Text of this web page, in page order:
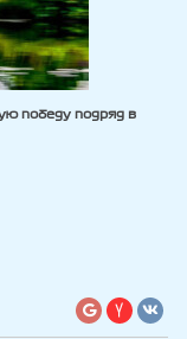
победу подряд в